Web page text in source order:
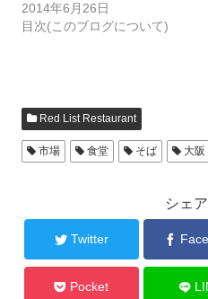
2014年6月26日
目次(このブログについて)
Red List Restaurant
市場 食堂 そば 大阪
シェ
Twitter
Pocket